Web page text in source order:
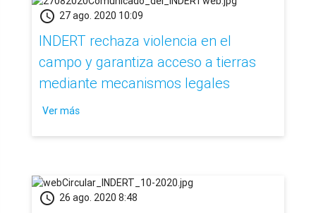
schedule 27 ago. 2020 10:09
INDERT rechaza violencia en el
campo y garantiza acceso a tierras
mediante mecanismos legales
Ver más
schedule 26 ago. 2020 8:48